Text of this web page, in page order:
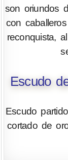
son oriundos
con
reconquista,
Escudo
Escudo
cortado de